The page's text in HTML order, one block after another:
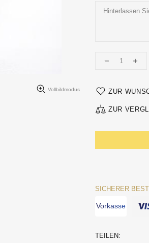
Vollbildmodus ZUR
ZUR
SICHERER
Vorkasse
TEILEN: